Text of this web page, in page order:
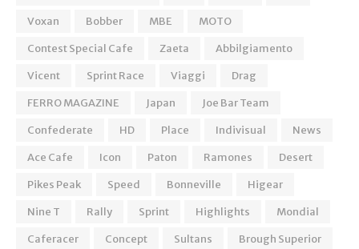
Voxan
Bobber MBE
MOTO
Contest Special Cafe
Zaeta
Abbilgiamento
Vicent
Sprint Race Viaggi
Drag
FERRO MAGAZINE
Japan
Joe Bar Team
Confederate
HD Place Indivisual
News
Ace Cafe
Icon Paton Ramones
Desert
Pikes Peak
Speed Bonneville
Higear
Nine T
Rally Sprint Highlights
Mondial
Caferacer
Concept Sultans Brough Superior